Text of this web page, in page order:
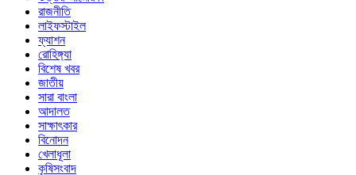
রাজনীতি
লাইফস্টাইল
ফ্যাশন
রোহিঙ্গ্যা
বিশেষ খবর
জাতীয়
সারা বাংলা
আদালত
সাক্ষাৎকার
বিনোদন
খেলাধূলা
কৃষিসংবাদ